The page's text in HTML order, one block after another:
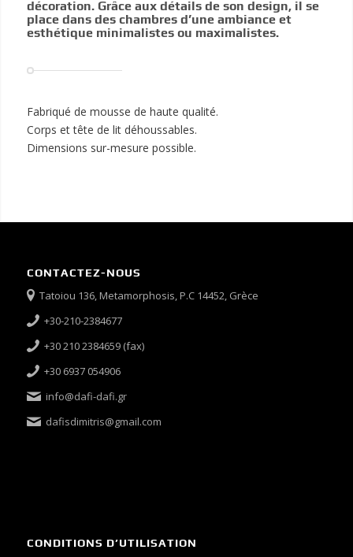
décoration. Grâce aux détails de son design, il se
place dans des chambres d’une ambiance et
esthétique minimalistes ou maximalistes.
Fabriqué de mousse de haute qualité.
Corps et tête de lit déhoussables.
Dimensions sur-mesure possible.
CONTACTEZ-NOUS
Tatoiou 136, Metamorphosis, P.C 14452, Grèce
+30-210-2384677
+30 210 2384659 (fax)
+30 6937 054906
info@dafi-dafi.gr
dafisdimitris@gmail.com
CONDITIONS D’UTILISATION